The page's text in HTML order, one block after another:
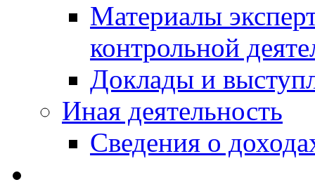
Материалы
контрольной
Доклады и
Иная деятельность
Сведения о